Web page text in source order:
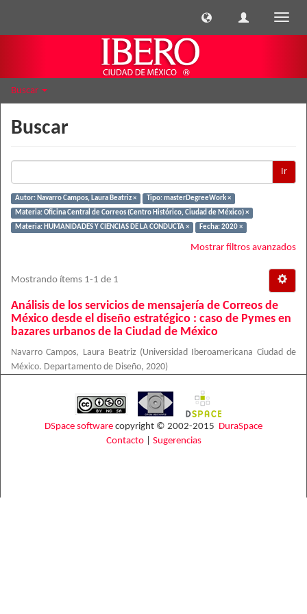
Buscar
Buscar
Ir
Autor: Navarro Campos, Laura Beatriz ×
Tipo: masterDegreeWork ×
Materia: Oficina Central de Correos (Centro Histórico, Ciudad de México) ×
Materia: HUMANIDADES Y CIENCIAS DE LA CONDUCTA ×
Fecha: 2020 ×
Mostrar filtros avanzados
Mostrando ítems 1-1 de 1
Análisis de los servicios de mensajería de Correos de
México desde el diseño estratégico : caso de Pymes en
bazares urbanos de la Ciudad de México
Navarro Campos, Laura Beatriz (Universidad Iberoamericana Ciudad de
México. Departamento de Diseño, 2020)
DSpace software copyright © 2002-2015 DuraSpace
Contacto| Sugerencias